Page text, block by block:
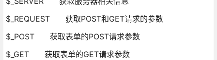
$_REQUEST 获取POST和GET请求的参数
$_POST 获取表单的POST请求参数
$_GET 获取表单的GET请求参数